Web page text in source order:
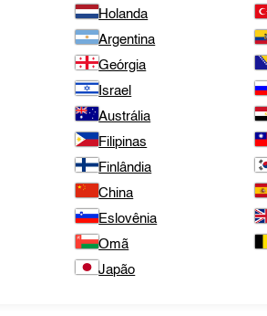
Holanda
Argentina
Geórgia
Israel
Austrália
Filipinas
Finlândia
China
Eslovênia
Omã
Japão